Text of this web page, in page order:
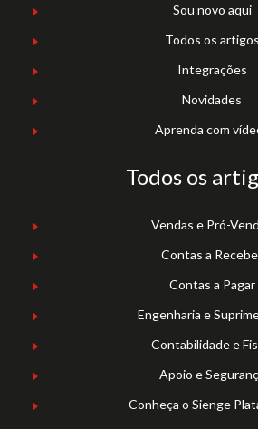
Sou novo aqui
Todos os artigos
Integrações
Novidades
Aprenda com
Todos os
Vendas e Pró-
Contas a
Contas a Pagar
Engenharia e
Contabilidade e
Apoio e
Conheça o Sienge